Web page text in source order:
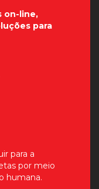
on-line,
para
para a
por meio
humana.